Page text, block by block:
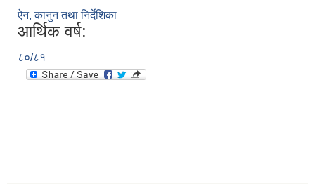
ऐन, कानुन तथा निर्देशिका
आर्थिक वर्ष:
८०/८१